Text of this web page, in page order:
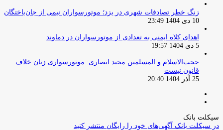
زنگ خطر تصادفات شهری در یزد؛ موتورسواران نیمی از جان‌باختگان
10 دی 1404 23:49
اهدای کلاه ایمنی به تعدادی از موتورسواران در دماوند
5 دی 1404 19:57
حجت‌الاسلام و المسلمین مجید انصاری: موتورسواری زنان خلاف
قانون نیست
25 آذر 1404 20:40
سیکلت بانک
در سیکلت بانک آگهی‌های خود را رایگان منتشر کنید